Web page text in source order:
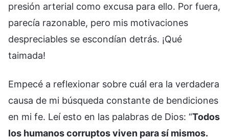
presión arterial como excusa para ello. Por fuera,
parecía razonable, pero mis motivaciones
despreciables se escondían detrás. ¡Qué
taimada!
Empecé a reflexionar sobre cuál era la verdadera
causa de mi búsqueda constante de bendiciones
en mi fe. Leí esto en las palabras de Dios: “Todos
los humanos corruptos viven para sí mismos.